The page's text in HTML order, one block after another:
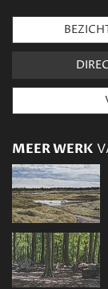
MEER WERK